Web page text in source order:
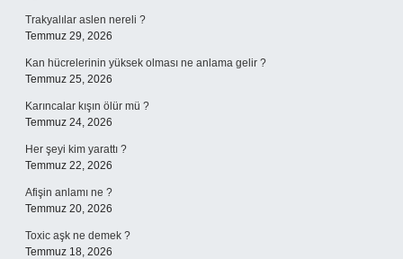
Trakyalılar aslen nereli ?
Temmuz 29, 2026
Kan hücrelerinin yüksek olması ne anlama gelir ?
Temmuz 25, 2026
Karıncalar kışın ölür mü ?
Temmuz 24, 2026
Her şeyi kim yarattı ?
Temmuz 22, 2026
Afişin anlamı ne ?
Temmuz 20, 2026
Toxic aşk ne demek ?
Temmuz 18, 2026